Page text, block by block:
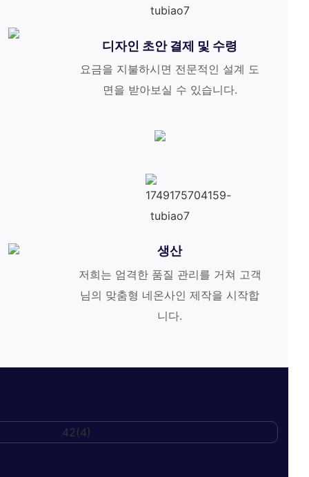
디자인 초안 결제 및 수령
요금을 지불하시면 전문적인 설계 도
면을 받아보실 수 있습니다.
생산
저희는 엄격한 품질 관리를 거쳐 고객
님의 맞춤형 네온사인 제작을 시작합
니다.